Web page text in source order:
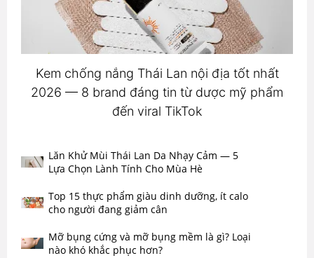
Kem chống nắng Thái Lan nội địa tốt nhất
2026 — 8 brand đáng tin từ dược mỹ phẩm
đến viral TikTok
Lăn Khử Mùi Thái Lan Da Nhạy Cảm — 5
Lựa Chọn Lành Tính Cho Mùa Hè
Top 15 thực phẩm giàu dinh dưỡng, ít calo
cho người đang giảm cân
Mỡ bụng cứng và mỡ bụng mềm là gì? Loại
nào khó khắc phục hơn?